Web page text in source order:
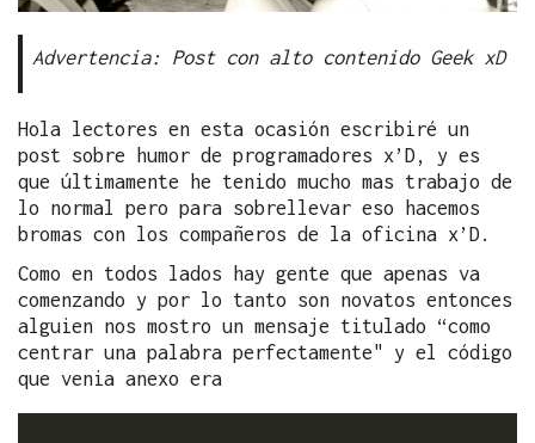
Advertencia: Post con alto contenido Geek xD
Hola lectores en esta ocasión escribiré un
post sobre humor de programadores x’D, y es
que últimamente he tenido mucho mas trabajo de
lo normal pero para sobrellevar eso hacemos
bromas con los compañeros de la oficina x’D.
Como en todos lados hay gente que apenas va
comenzando y por lo tanto son novatos entonces
alguien nos mostro un mensaje titulado “como
centrar una palabra perfectamente" y el código
que venia anexo era